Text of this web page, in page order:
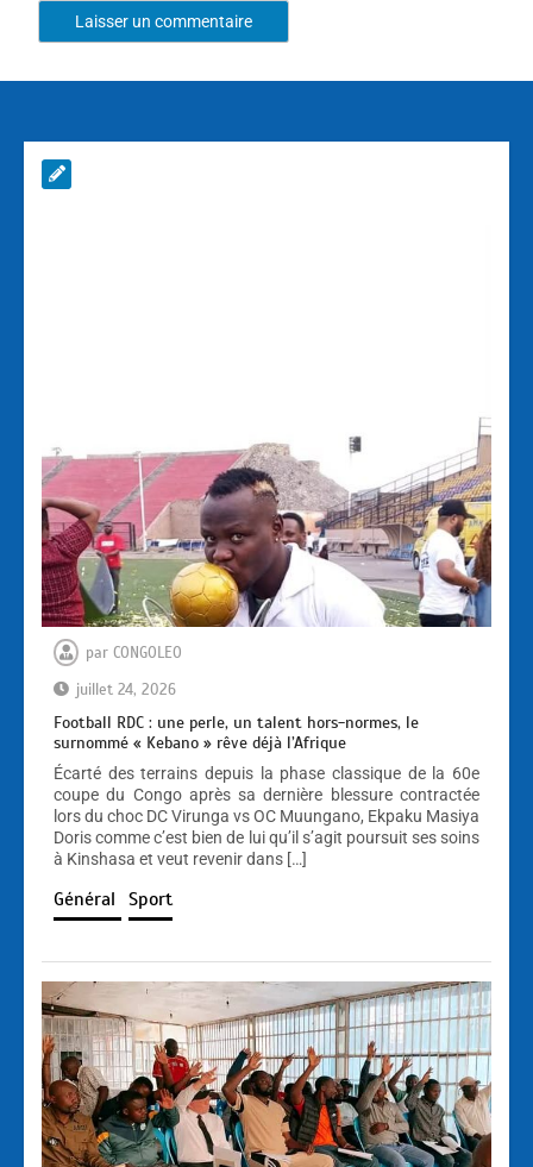
par CONGOLEO
juillet 24, 2026
Football RDC : une perle, un talent hors-normes, le
surnommé « Kebano » rêve déjà l’Afrique
Écarté des terrains depuis la phase classique de la 60e
coupe du Congo après sa dernière blessure contractée
lors du choc DC Virunga vs OC Muungano, Ekpaku Masiya
Doris comme c’est bien de lui qu’il s’agit poursuit ses soins
à Kinshasa et veut revenir dans […]
Général Sport